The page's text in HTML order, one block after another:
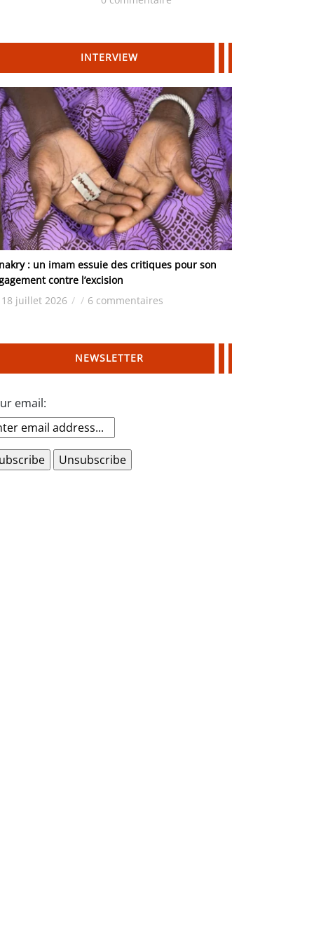
INTERVIEW
: un imam essuie des critiques pour son
contre l’excision
18 juillet 2026 / / 6 commentaires
NEWSLETTER
email: